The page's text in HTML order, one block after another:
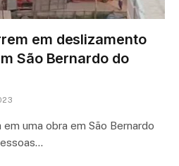
em deslizamento
São Bernardo do
uma obra em São Bernardo